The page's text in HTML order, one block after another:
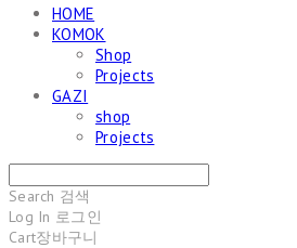
HOME
KOMOK
Shop
Projects
GAZI
shop
Projects
Search 검색
Log In 로그인
Cart장바구니